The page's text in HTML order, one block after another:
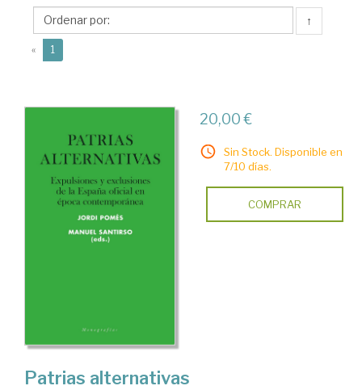
↑
« 1
20,00 €
Sin Stock. Disponible en
7/10 días.
COMPRAR
Patrias alternativas